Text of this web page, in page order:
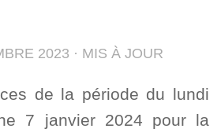
2023 · MIS À JOUR
de la période du lundi
7 janvier 2024 pour la